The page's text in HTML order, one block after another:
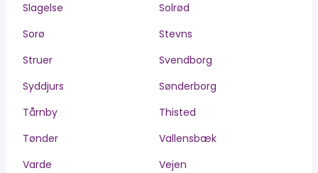
Slagelse
Solrød
Sorø
Stevns
Struer
Svendborg
Syddjurs
Sønderborg
Tårnby
Thisted
Tønder
Vallensbæk
Varde
Vejen